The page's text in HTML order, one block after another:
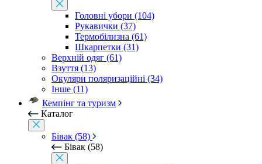
Головні убори (104)
Рукавички (37)
Термобілизна (61)
Шкарпетки (31)
Верхній одяг (61)
Взуття (13)
Окуляри поляризаційні (34)
Інше (11)
Кемпінг та туризм
Каталог
Бівак (58)
Бівак (58)